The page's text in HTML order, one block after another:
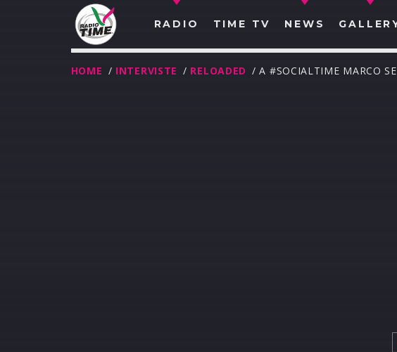
RADIO TIME TV NEWS
HOME / INTERVISTE / RELOADED / A #SOCIALTIME MARCO